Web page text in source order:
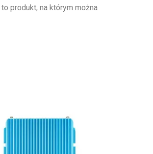
produkt, na którym można